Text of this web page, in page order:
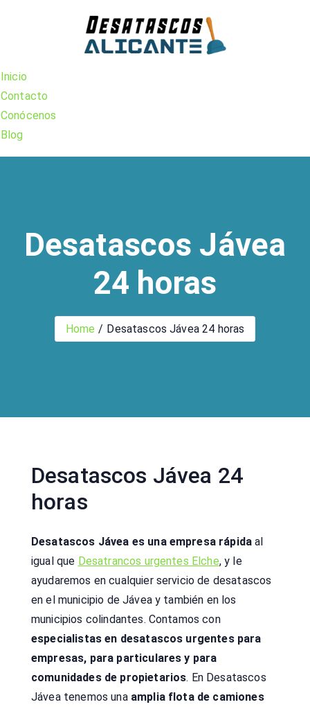
Inicio
Contacto
Conócenos
Blog
Desatascos Jávea
24 horas
Home Desatascos Jávea 24 horas
Desatascos Jávea 24
horas
Desatascos Jávea es una empresa rápida al
igual que Desatrancos urgentes Elche, y le
ayudaremos en cualquier servicio de desatascos
en el municipio de Jávea y también en los
municipios colindantes. Contamos con
especialistas en desatascos urgentes para
empresas, para particulares y para
comunidades de propietarios. En Desatascos
Jávea tenemos una amplia flota de camiones